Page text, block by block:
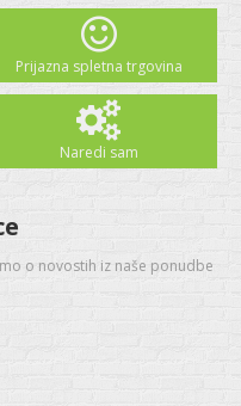
Prijazna spletna trgovina
Naredi sam
o novostih iz naše ponudbe